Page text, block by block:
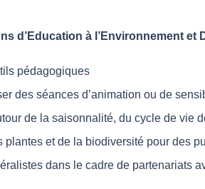
d’Education à l’Environnement et
pédagogiques
des séances d’animation ou de
de la saisonnalité, du cycle de vie
et de la biodiversité pour des
dans le cadre de partenariats